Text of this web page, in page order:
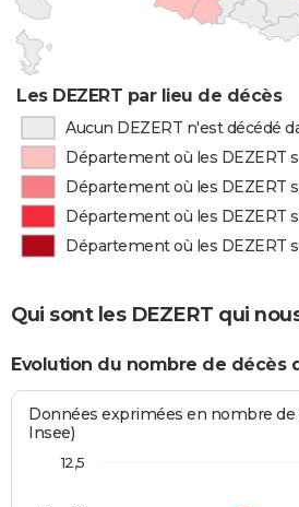
Les DEZERT par lieu de décès
Aucun DEZERT n'est décédé
Département où les DEZERT
Département où les DEZERT
Département où les DEZERT
Département où les DEZERT
Qui sont les DEZERT qui
Evolution du nombre de décès
Données exprimées en nombre de
Insee)
12,5